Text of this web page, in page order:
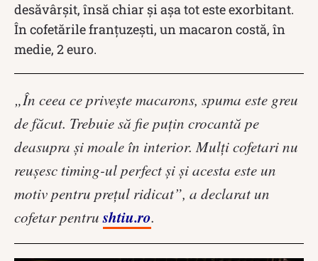
desăvârșit, însă chiar și așa tot este exorbitant.
În cofetările franțuzești, un macaron costă, în
medie, 2 euro.
„În ceea ce privește macarons, spuma este greu
de făcut. Trebuie să fie puțin crocantă pe
deasupra și moale în interior. Mulți cofetari nu
reușesc timing-ul perfect și și acesta este un
motiv pentru prețul ridicat”, a declarat un
cofetar pentrushtiu.ro.